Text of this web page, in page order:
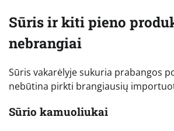
Sūris ir kiti pieno
nebrangiai
Sūris vakarėlyje sukuria prabangos
nebūtina pirkti brangiausių
Sūrio kamuoliukai